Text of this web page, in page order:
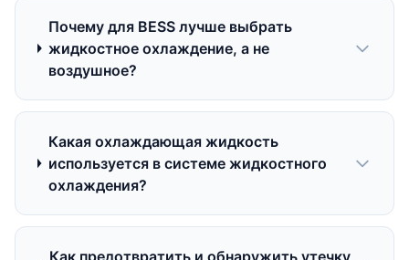
Почему для BESS лучше выбрать
жидкостное охлаждение, а не
воздушное?
Какая охлаждающая жидкость
используется в системе жидкостного
охлаждения?
Как предотвратить и обнаружить утечку